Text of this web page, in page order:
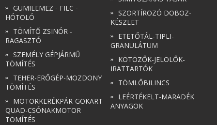
GUMILEMEZ - FILC -
HÓTOLÓ
TÖMÍTŐ ZSINÓR -
RAGASZTÓ
SZEMÉLY GÉPJÁRMŰ
TÖMÍTÉS
TEHER-ERŐGÉP-MOZDONY
TÖMÍTÉS
MOTORKERÉKPÁR-GOKART-
QUAD-CSÓNAKMOTOR
TÖMÍTÉS
SZORTÍROZÓ DOBOZ-
KÉSZLET
ETETŐTÁL-TIPLI-
GRANULÁTUM
KÖTÖZŐK-JELÖLŐK-
IRATTARTÓK
TÖMLŐBILINCS
LEÉRTÉKELT-MARADÉK
ANYAGOK